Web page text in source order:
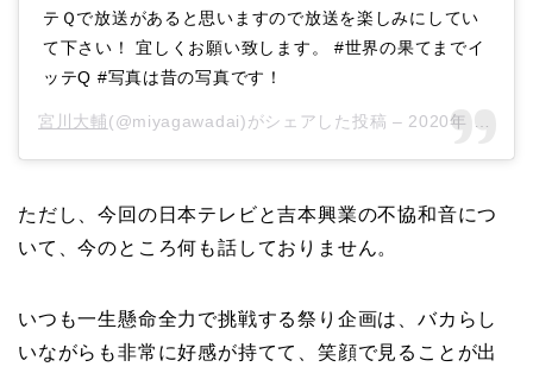
テＱで放送があると思いますので放送を楽しみにしてい
て下さい！ 宜しくお願い致します。 #世界の果てまでイ
ッテQ #写真は昔の写真です！
宮川大輔(@miyagawadai)がシェアした投稿 – 2020年 2月月5日午前3時03分PST
ただし、今回の日本テレビと吉本興業の不協和音につ
いて、今のところ何も話しておりません。
いつも一生懸命全力で挑戦する祭り企画は、バカらし
いながらも非常に好感が持てて、笑顔で見ることが出